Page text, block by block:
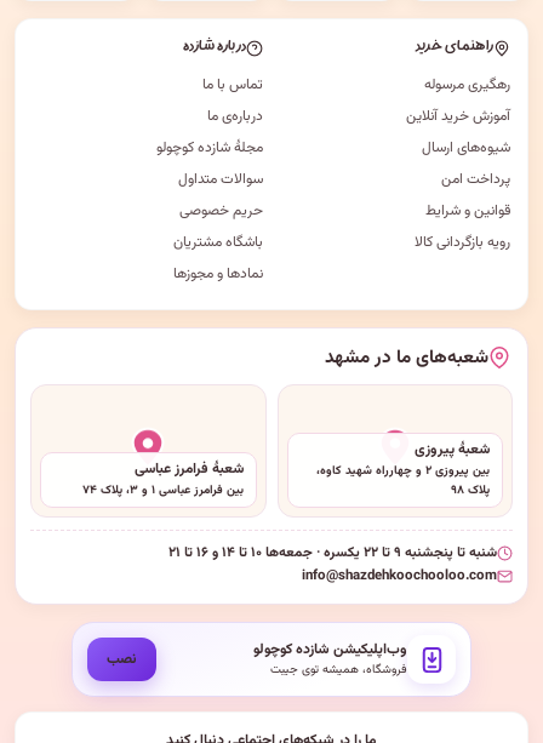
راهنمای خرید
رهگیری مرسوله
آموزش خرید آنلاین
شیوه‌های ارسال
پرداخت امن
قوانین و شرایط
رویه بازگردانی کالا
درباره شازده
تماس با ما
درباره‌ی ما
مجلهٔ شازده کوچولو
سوالات متداول
حریم خصوصی
باشگاه مشتریان
نمادها و مجوزها
شعبه‌های ما در مشهد
شعبهٔ پیروزی
بین پیروزی ۲ و چهارراه شهید کاوه،
پلاک ۹۸
شعبهٔ فرامرز عباسی
بین فرامرز عباسی ۱ و ۳، پلاک ۷۴
شنبه تا پنجشنبه ۹ تا ۲۲ یکسره · جمعه‌ها ۱۰ تا ۱۴ و ۱۶ تا ۲۱
info@shazdehkoochooloo.com
وب‌اپلیکیشن شازده کوچولو
فروشگاه، همیشه توی جیبت نصب